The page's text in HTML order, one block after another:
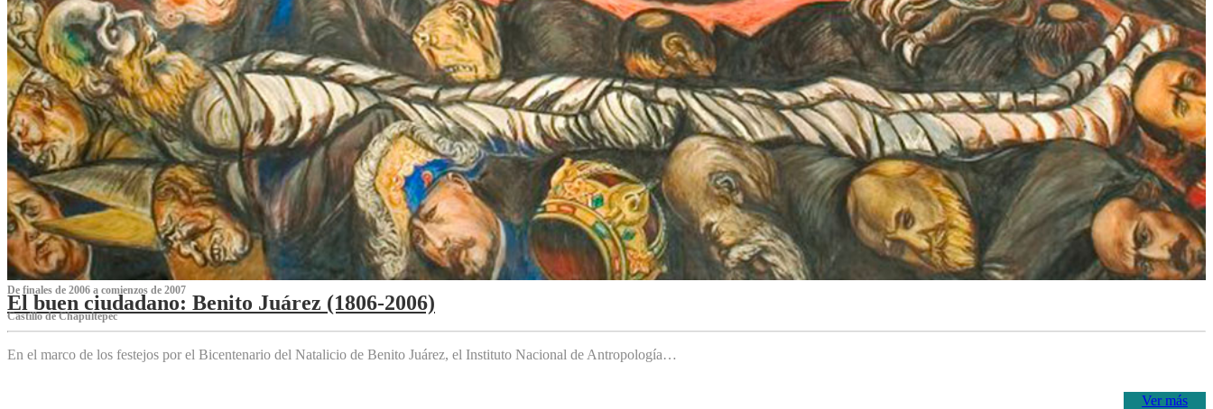
De finales de 2006 a comienzos de 2007
El buen ciudadano: Benito Juárez (1806-2006)
Castillo de Chapultepec
En el marco de los festejos por el Bicentenario del Natalicio de Benito Juárez, el Instituto Nacional de Antropología…
Ver más